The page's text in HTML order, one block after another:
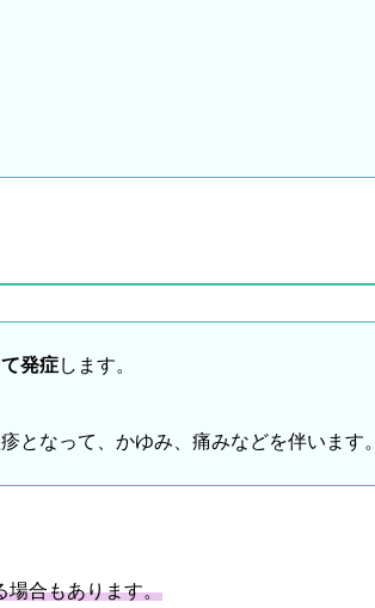
発症します。
となって、かゆみ、痛みなどを伴います。
場合もあります。